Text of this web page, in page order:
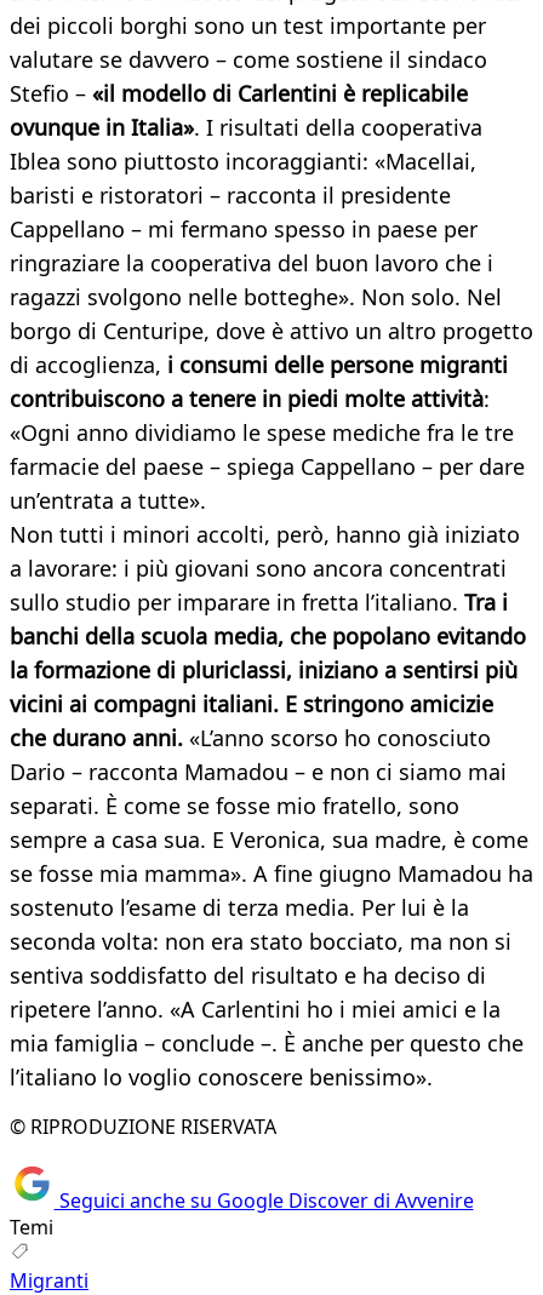
dei piccoli borghi sono un test importante per
valutare se davvero – come sostiene il sindaco
Stefio – «il modello di Carlentini è replicabile
ovunque in Italia». I risultati della cooperativa
Iblea sono piuttosto incoraggianti: «Macellai,
baristi e ristoratori – racconta il presidente
Cappellano – mi fermano spesso in paese per
ringraziare la cooperativa del buon lavoro che i
ragazzi svolgono nelle botteghe». Non solo. Nel
borgo di Centuripe, dove è attivo un altro progetto
di accoglienza, i consumi delle persone migranti
contribuiscono a tenere in piedi molte attività:
«Ogni anno dividiamo le spese mediche fra le tre
farmacie del paese – spiega Cappellano – per dare
un’entrata a tutte».
Non tutti i minori accolti, però, hanno già iniziato
a lavorare: i più giovani sono ancora concentrati
sullo studio per imparare in fretta l’italiano. Tra i
banchi della scuola media, che popolano evitando
la formazione di pluriclassi, iniziano a sentirsi più
vicini ai compagni italiani. E stringono amicizie
che durano anni. «L’anno scorso ho conosciuto
Dario – racconta Mamadou – e non ci siamo mai
separati. È come se fosse mio fratello, sono
sempre a casa sua. E Veronica, sua madre, è come
se fosse mia mamma». A fine giugno Mamadou ha
sostenuto l’esame di terza media. Per lui è la
seconda volta: non era stato bocciato, ma non si
sentiva soddisfatto del risultato e ha deciso di
ripetere l’anno. «A Carlentini ho i miei amici e la
mia famiglia – conclude –. È anche per questo che
l’italiano lo voglio conoscere benissimo».
© RIPRODUZIONE RISERVATA
Seguici anche su Google Discover di Avvenire
Temi
Migranti